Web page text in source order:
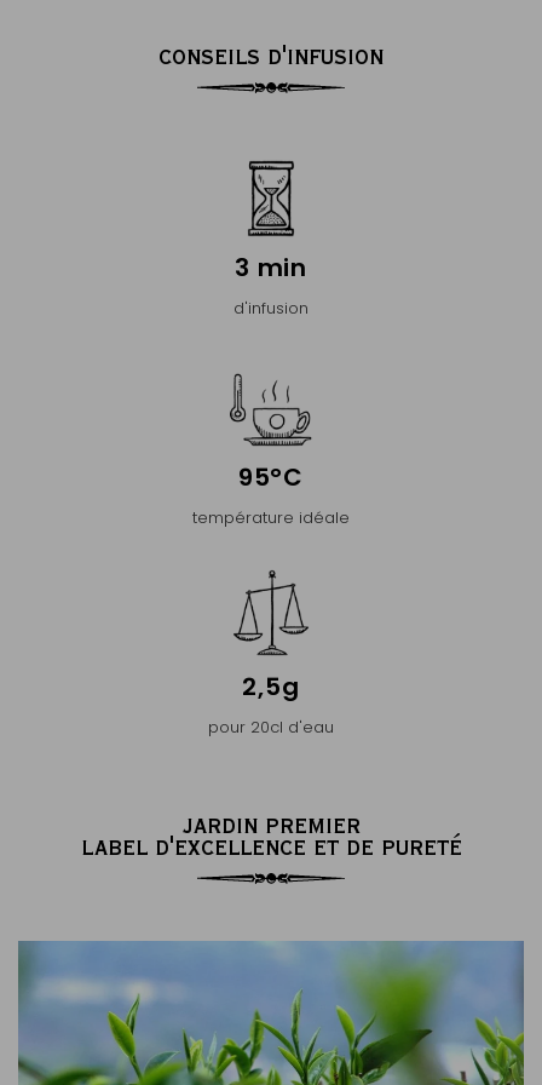
CONSEILS D'INFUSION
3 min
d'infusion
95°C
température idéale
2,5g
pour 20cl d'eau
JARDIN PREMIER
LABEL D'EXCELLENCE ET DE PURETÉ